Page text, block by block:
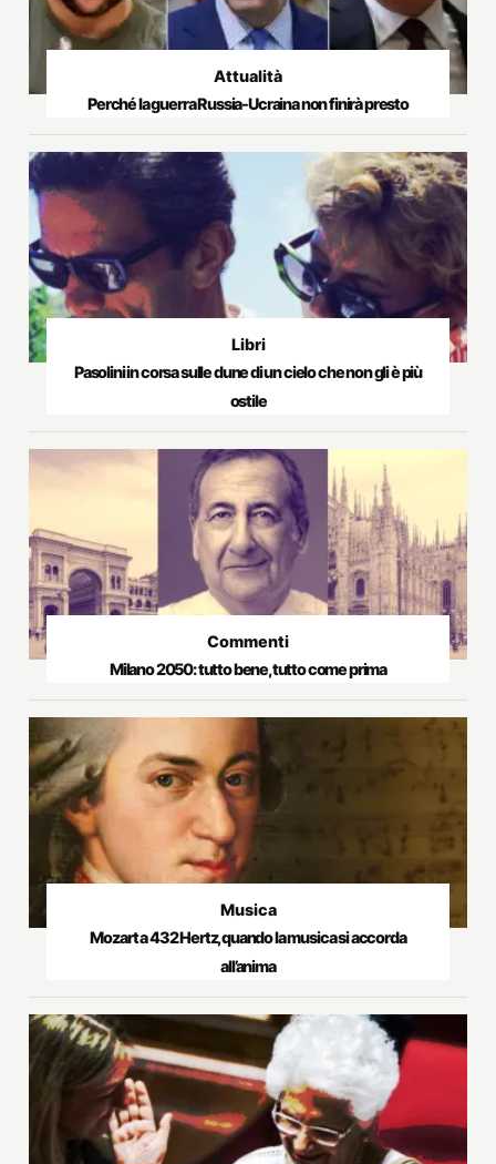
Attualità
Perché la guerra Russia-Ucraina non finirà presto
Libri
Pasolini in corsa sulle dune di un cielo che non gli è più
ostile
Commenti
Milano 2050: tutto bene, tutto come prima
Musica
Mozart a 432 Hertz, quando la musica si accorda
all’anima